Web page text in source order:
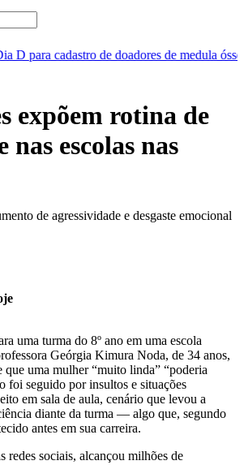
de medula óssea em Natal
expõem rotina de
escolas nas
de agressividade e desgaste emocional
uma turma do 8º ano em uma escola
Geórgia Kimura Noda, de 34 anos,
que uma mulher “muito linda” “poderia
foi seguido por insultos e situações
em sala de aula, cenário que levou a
diante da turma — algo que, segundo
antes em sua carreira.
redes sociais, alcançou milhões de